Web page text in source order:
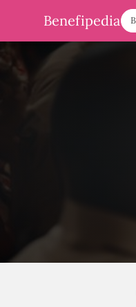
Benefipedia